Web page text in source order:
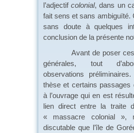
l’adjectifcolonial, dans un
fait sens et sans ambiguïté.
sans doute à quelques
conclusion de la présente
Avant de poser ces
générales, tout
observations
thèse et certains passages
à l’ouvrage qui en est
lien direct entre la traite
« massacre colonial »,
discutable que l’île de